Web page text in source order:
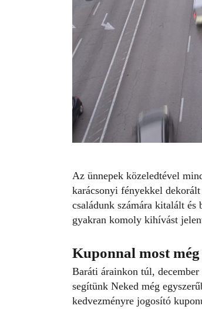
Az ünnepek közeledtével
karácsonyi fényekkel
családunk számára kitalált és
gyakran komoly kihívást
Kuponnal most
Baráti árainkon túl,
segítünk Neked még
kedvezményre jogosító